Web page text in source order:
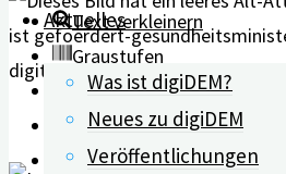
Aktuelles
Was ist digiDEM?
Neues zu digiDEM
Veröffentlichungen
Text verkleinern
Graustufen
Hoher Kontrast
Negativer Kontrast
Heller Hintergrund